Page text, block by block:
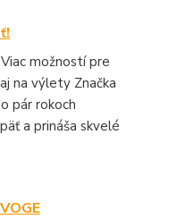
možností pre
na výlety Značka
pár rokoch
a prináša skvelé